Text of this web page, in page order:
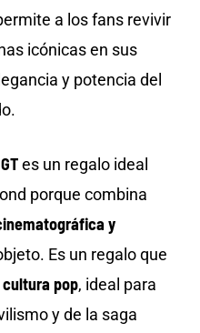
a los fans revivir
icónicas en sus
y potencia del
es un regalo ideal
porque combina
y
Es un regalo que
pop, ideal para
y de la saga